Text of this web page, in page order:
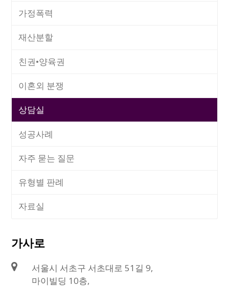
가정폭력
재산분할
친권•양육권
이혼외 분쟁
상담실
성공사례
자주 묻는 질문
유형별 판례
자료실
가사로
서울시 서초구 서초대로 51길 9,
마이빌딩 10층,